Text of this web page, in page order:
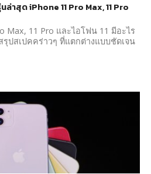
ล่าสุด iPhone 11 Pro Max, 11 Pro
Max, 11 Pro และไอโฟน 11 มีอะไร
รุปสเปคคร่าวๆ ที่แตกต่างแบบชัดเจน